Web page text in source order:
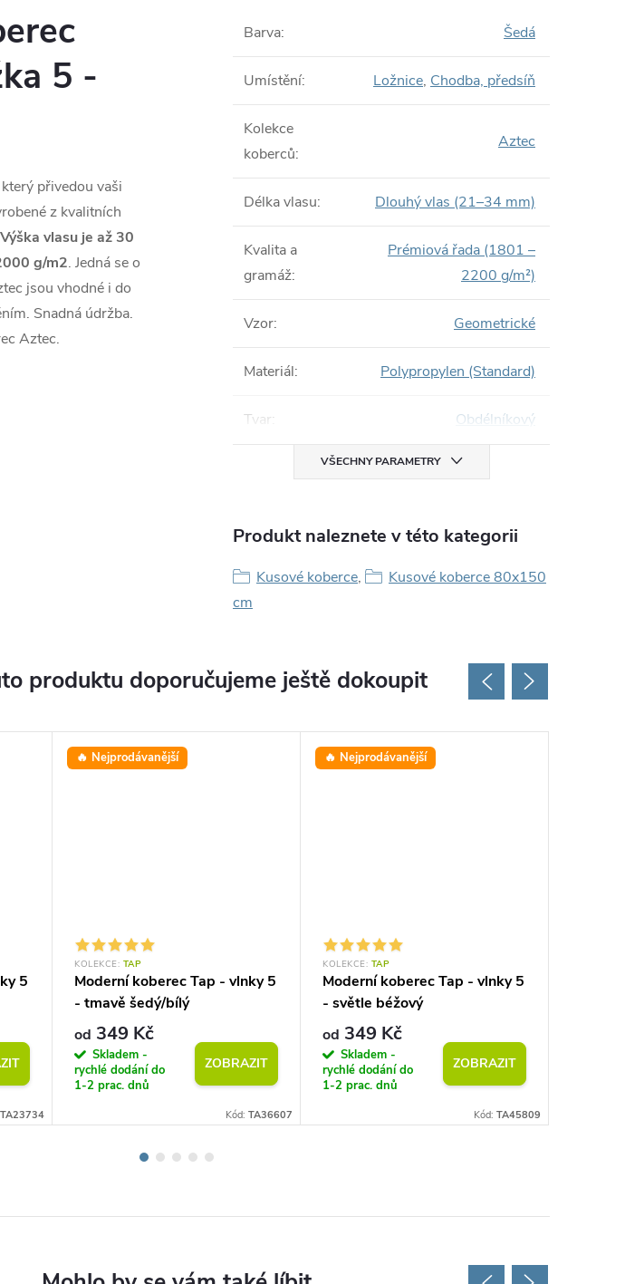
5 -
přivedou vaši
z kvalitních
Výška vlasu je až 30
g/m2. Jedná se o
jsou vhodné i do
Snadná údržba.
Aztec.
Barva: Šedá
Umístění: Ložnice, Chodba, předsíň
Kolekce
koberců:
Aztec
Délka vlasu: Dlouhý vlas (21–34 mm)
Kvalita a
gramáž:
Prémiová řada (1801 –
2200 g/m²)
Vzor: Geometrické
Materiál: Polypropylen (Standard)
Tvar: Obdélníkový
VŠECHNY PARAMETRY
Produkt naleznete v této kategorii
Kusové koberce,
Kusové koberce 80x150
cm
produktu doporučujeme ještě dokoupit
5
TA23734
🔥 Nejprodávanější
KOLEKCE: TAP
Moderní koberec Tap - vlnky 5
- tmavě šedý/bílý
od 349 Kč
Skladem -
rychlé dodání do
1-2 prac. dnů
ZOBRAZIT
Kód: TA36607
🔥 Nejprodávanější
KOLEKCE: TAP
Moderní koberec Tap - vlnky 5
- světle béžový
od 349 Kč
Skladem -
rychlé dodání do
1-2 prac. dnů
ZOBRAZIT
Kód: TA45809